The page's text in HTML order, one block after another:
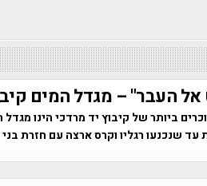
העבר" – מגדל המים
ביותר של קיבוץ יד מרדכי הינו
עד שנכנעו רגליו וקרס ארצה עם חזרת